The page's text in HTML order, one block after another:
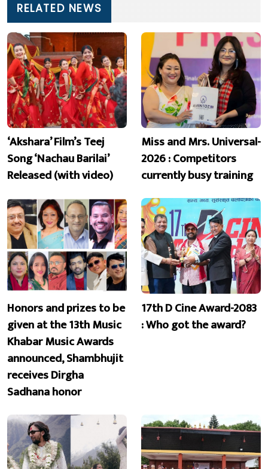
RELATED NEWS
‘Akshara’ Film’s Teej
Song ‘Nachau Barilai’
Released (with video)
Miss and Mrs. Universal-
2026 : Competitors
currently busy training
Honors and prizes to be
given at the 13th Music
Khabar Music Awards
announced, Shambhujit
receives Dirgha
Sadhana honor
17th D Cine Award-2083
: Who got the award?